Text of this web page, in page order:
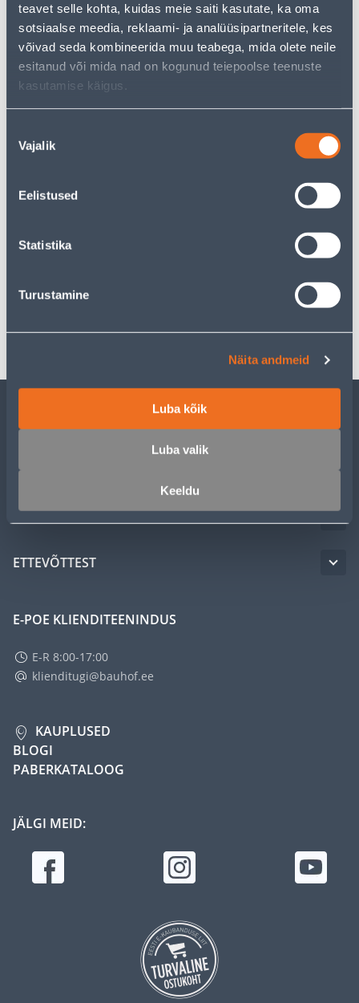
teavet selle kohta, kuidas meie saiti kasutate, ka oma
sotsiaalse meedia, reklaami- ja analüüsipartneritele, kes
võivad seda kombineerida muu teabega, mida olete neile
esitanud või mida nad on kogunud teiepoolse teenuste
kasutamise käigus.
valik
Vajalik
Eelistused
Statistika
Turustamine
Näita andmeid
Luba kõik
Luba valik
Keeldu
• Lillepott mõõtmetega 33 x 13 cm.
• 14-päevane tagastusõigus.
Kirjeldus
KLIENDITEENINDUS
TEENUSED
ETTEVÕTTEST
E-POE KLIENDITEENINDUS
E-R 8:00-17:00
klienditugi@bauhof.ee
KAUPLUSED
BLOGI
PABERKATALOOG
JÄLGI MEID: